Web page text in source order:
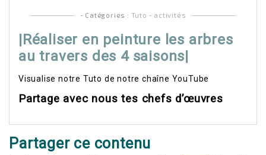
- Catégories : Tuto - activités
|Réaliser en peinture les arbres
au travers des 4 saisons|
Visualise notre Tuto de notre chaîne YouTube
Partage avec nous tes chefs d’œuvres
Partager ce contenu